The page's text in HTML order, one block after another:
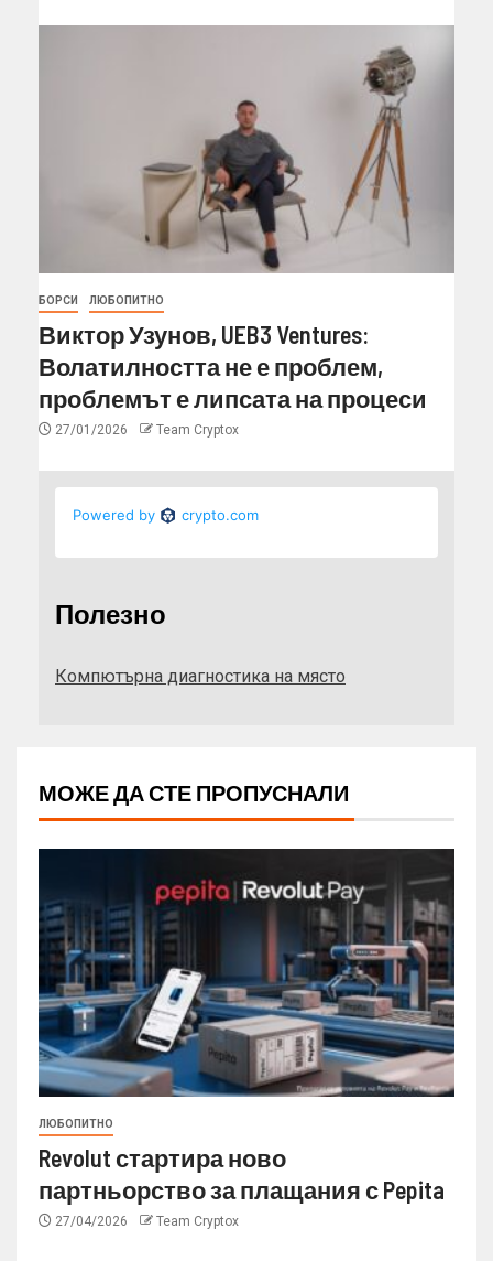
БОРСИ ЛЮБОПИТНО
Виктор Узунов, UEB3 Ventures:
Волатилността не е проблем,
проблемът е липсата на процеси
27/01/2026 Team Cryptox
Полезно
Компютърна диагностика на място
МОЖЕ ДА СТЕ ПРОПУСНАЛИ
ЛЮБОПИТНО
Revolut стартира ново
партньорство за плащания с Pepita
27/04/2026 Team Cryptox